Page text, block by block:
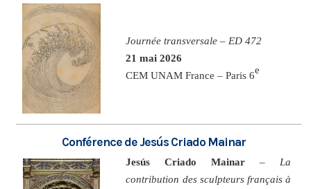
Journée transversale – ED 472
21 mai 2026
CEM UNAM France – Paris 6e
Conférence de Jesús Criado Mainar
Jesús Criado Mainar – La
contribution des sculpteurs français à